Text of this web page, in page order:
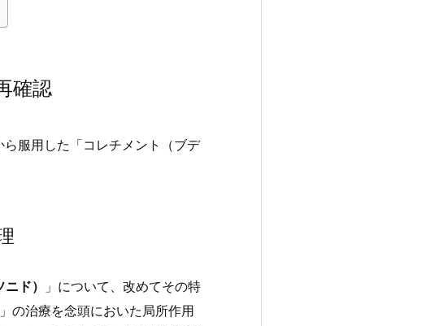
確認
服用した「コレチメント（ブデ
ド）
」について、改めてその特
の治療を念頭においた局所作用